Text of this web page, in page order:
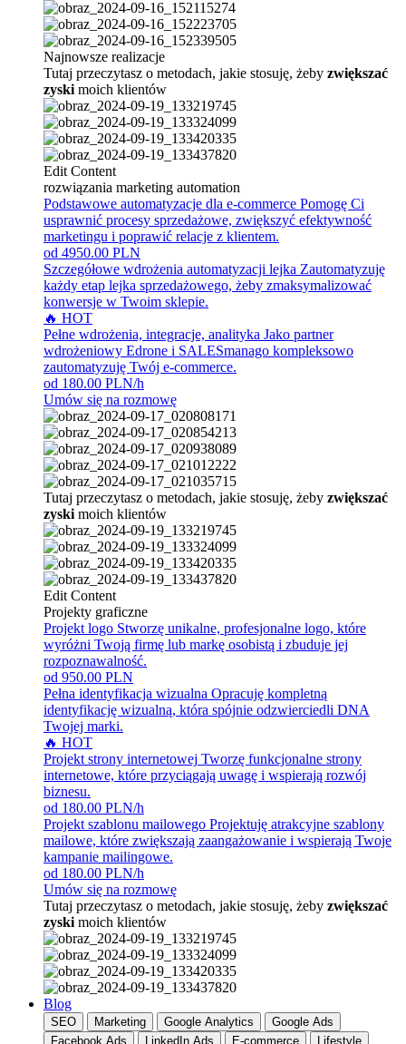
Najnowsze realizacje
Tutaj przeczytasz o metodach, jakie stosuję, żeby zwiększać
zyski moich klientów
Edit Content
rozwiązania marketing automation
Podstawowe automatyzacje dla e-commerce Pomogę Ci
usprawnić procesy sprzedażowe, zwiększyć efektywność
marketingu i poprawić relacje z klientem.
od 4950.00 PLN
Szczegółowe wdrożenia automatyzacji lejka Zautomatyzuję
każdy etap lejka sprzedażowego, żeby zmaksymalizować
konwersje w Twoim sklepie.
🔥 HOT
Pełne wdrożenia, integracje, analityka Jako partner
wdrożeniowy Edrone i SALESmanago kompleksowo
zautomatyzuję Twój e-commerce.
od 180.00 PLN/h
Umów się na rozmowę
Tutaj przeczytasz o metodach, jakie stosuję, żeby zwiększać
zyski moich klientów
Edit Content
Projekty graficzne
Projekt logo Stworzę unikalne, profesjonalne logo, które
wyróżni Twoją firmę lub markę osobistą i zbuduje jej
rozpoznawalność.
od 950.00 PLN
Pełna identyfikacja wizualna Opracuję kompletną
identyfikację wizualną, która spójnie odzwierciedli DNA
Twojej marki.
🔥 HOT
Projekt strony internetowej Tworzę funkcjonalne strony
internetowe, które przyciągają uwagę i wspierają rozwój
biznesu.
od 180.00 PLN/h
Projekt szablonu mailowego Projektuję atrakcyjne szablony
mailowe, które zwiększają zaangażowanie i wspierają Twoje
kampanie mailingowe.
od 180.00 PLN/h
Umów się na rozmowę
Tutaj przeczytasz o metodach, jakie stosuję, żeby zwiększać
zyski moich klientów
Blog
SEO Marketing Google Analytics
Google Ads
Facebook Ads
LinkedIn Ads E-commerce
Lifestyle